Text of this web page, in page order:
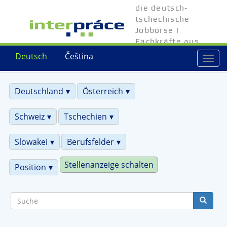
Čeština
Deutsch
die deutsch-
tschechische
Jobbörse |
Fachkräfte aus
Tschechien
Deutschland
Österreich
Schweiz Tschechien
Slowakei Berufsfelder
Position Stellenanzeige schalten